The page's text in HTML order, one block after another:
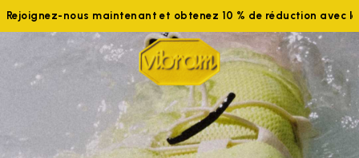
Rejoignez-nous maintenant et obtenez 10 % de réduction avec le